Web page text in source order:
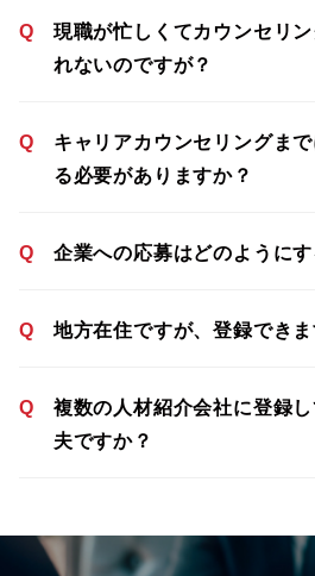
Q
現職が忙しくてカウンセリ
れないのですが？
Q
キャリアカウンセリングま
る必要がありますか？
Q 企業への応募はどのように
Q 地方在住ですが、登録できま
Q
複数の人材紹介会社に登録
夫ですか？